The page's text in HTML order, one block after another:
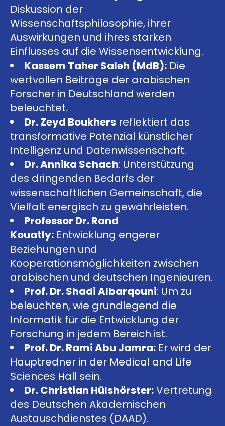
Diskussion der
Wissenschaftsphilosophie, ihrer
Auswirkungen und ihres starken
Einflusses auf die Wissensentwicklung.
Kassem Taher Saleh (MdB): Die
wertvollen Beiträge der arabischen
Forscher in Deutschland werden
beleuchtet.
Dr. Zeyd Boukhers reflektiert das
transformative Potenzial künstlicher
Intelligenz und Datenwissenschaft.
Dr. Annika Schach: Unterstützung
des dringenden Bedarfs der
wissenschaftlichen Gemeinschaft, die
Vielfalt energisch zu gewährleisten.
Professor Dr. Rand
Kouatly: Entwicklung engerer
Beziehungen und
Kooperationsmöglichkeiten zwischen
arabischen und deutschen Ingenieuren.
Prof. Dr. Shadi Albarqouni: Um zu
beleuchten, wie grundlegend die
Informatik für die Entwicklung der
Forschung in jedem Bereich ist.
Prof. Dr. Rami Abu Jamra: Er wird der
Hauptredner in der Medical and Life
Sciences Hall sein.
Dr. Christian Hülshörster:Vertretung
des Deutschen Akademischen
Austauschdienstes (DAAD).